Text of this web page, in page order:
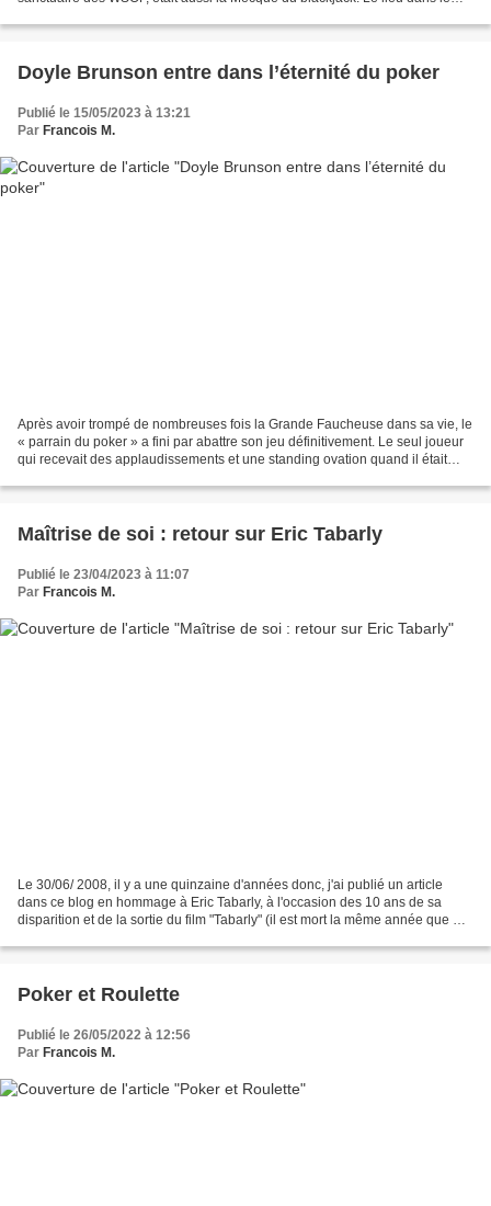
Doyle Brunson entre dans l’éternité du poker
Publié le 15/05/2023 à 13:21
Par Francois M.
Après avoir trompé de nombreuses fois la Grande Faucheuse dans sa vie, le
« parrain du poker » a fini par abattre son jeu définitivement. Le seul joueur
qui recevait des applaudissements et une standing ovation quand il était
Maîtrise de soi : retour sur Eric Tabarly
Publié le 23/04/2023 à 11:07
Par Francois M.
Le 30/06/ 2008, il y a une quinzaine d'années donc, j'ai publié un article
dans ce blog en hommage à Eric Tabarly, à l'occasion des 10 ans de sa
disparition et de la sortie du film "Tabarly" (il est mort la même année que Stu
Poker et Roulette
Publié le 26/05/2022 à 12:56
Par Francois M.